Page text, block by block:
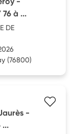
76 à ...
DE
(76800)
-
...